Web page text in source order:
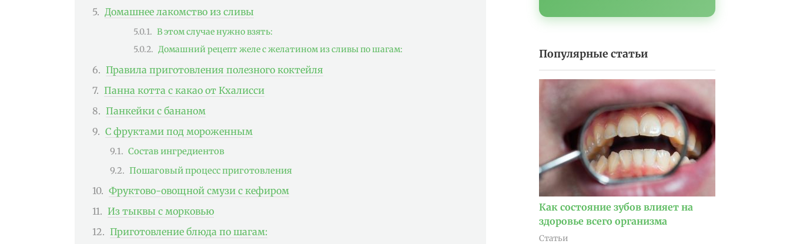
Домашнее лакомство из сливы
В этом случае нужно взять:
Домашний рецепт желе с желатином из сливы по шагам:
Правила приготовления полезного коктейля
Панна котта с какао от Кхалисси
Панкейки с бананом
С фруктами под мороженным
Состав ингредиентов
Пошаговый процесс приготовления
Фруктово-овощной смузи с кефиром
Из тыквы с морковью
Приготовление блюда по шагам:
Популярные статьи
Как состояние зубов влияет на
здоровье всего организма
Статьи